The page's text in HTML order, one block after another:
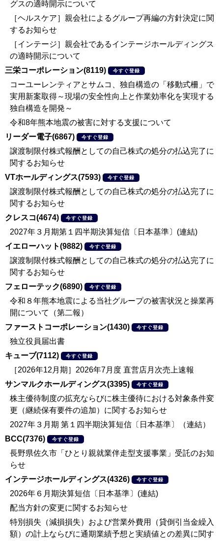
グスの適時開示について
［ヘルスケア］親会社によるグループ再編の方針決定に関
するお知らせ
［インテージ］親会社であるインテージホールディングス
の適時開示について
三栄コーポレーション(8119)
今すぐ登録
コーユーレンティアとサムコ、独自構造の「移動式柵」で
実用新案取得～現場の安全性向上と作業効率化を実現する
独自構造を開発～
令和8年熊本地震の被害に対する支援について
リーダー電子(6867)
今すぐ登録
譲渡制限付株式報酬としての自己株式の処分の払込完了に
関するお知らせ
VTホールディングス(7593)
今すぐ登録
譲渡制限付株式報酬としての自己株式の処分の払込完了に
関するお知らせ
クレスコ(4674)
今すぐ登録
2027年３月期第１四半期決算短信〔日本基準〕(連結)
イエローハット(9882)
今すぐ登録
譲渡制限付株式報酬としての自己株式の処分の払込完了に
関するお知らせ
フェローテック(6890)
今すぐ登録
令和８年熊本地震による当社グループの被害状況と操業再
開について（第二報）
ファーストコーポレーション(1430)
今すぐ登録
独立役員届出書
キューブ(7112)
今すぐ登録
［2026年12月期］2026年7月度 直営店月次売上速報
サンマルクホールディングス(3395)
今すぐ登録
株主優待制度の拡充ならびに株主優待における対象条件変
更（継続保有要件の追加）に関するお知らせ
2027年３月期 第１四半期決算短信〔日本基準〕（連結）
BCC(7376)
今すぐ登録
長野県佐久市「ひとり親就業伴走型支援事業」受託のお知
らせ
インテージホールディングス(4326)
今すぐ登録
2026年６月期決算短信〔日本基準〕(連結)
配当方針の変更に関するお知らせ
特別損失（減損損失）および営業外費用（貸倒引当金繰入
額）の計上ならびに通期業績予想と実績値との差異に関す